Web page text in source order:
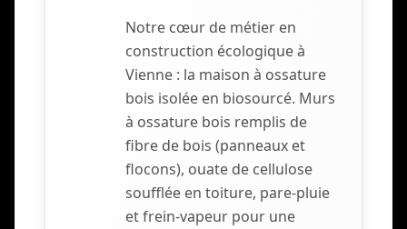
Notre cœur de métier en
construction écologique à
Vienne : la maison à ossature
bois isolée en biosourcé. Murs
à ossature bois remplis de
fibre de bois (panneaux et
flocons), ouate de cellulose
soufflée en toiture, pare-pluie
et frein-vapeur pour une